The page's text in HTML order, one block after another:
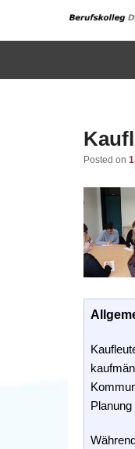
Schule der
Posted on